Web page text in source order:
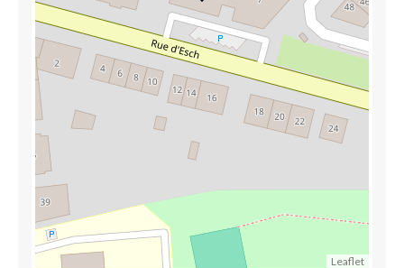
Leaflet